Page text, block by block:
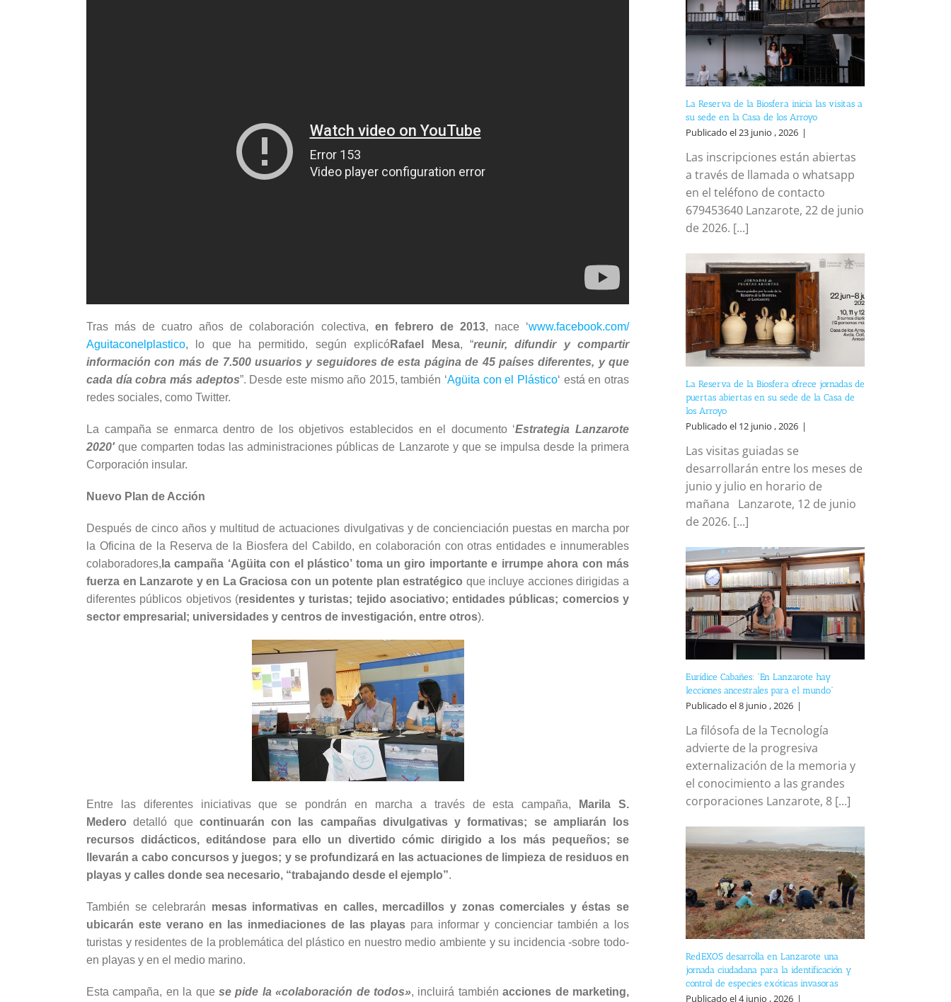
Tras más de cuatro años de colaboración colectiva, en febrero de 2013, nace ‘www.facebook.com/
Aguitaconelplastico, lo que ha permitido, según explicóRafael Mesa, “reunir, difundir y compartir
información con más de 7.500 usuarios y seguidores de esta página de 45 países diferentes, y que
cada día cobra más adeptos”. Desde este mismo año 2015, también ‘Agüita con el Plástico‘ está en otras
redes sociales, como Twitter.
La campaña se enmarca dentro de los objetivos establecidos en el documento ‘Estrategia Lanzarote
2020′ que comparten todas las administraciones públicas de Lanzarote y que se impulsa desde la primera
Corporación insular.
Nuevo Plan de Acción
Después de cinco años y multitud de actuaciones divulgativas y de concienciación puestas en marcha por
la Oficina de la Reserva de la Biosfera del Cabildo, en colaboración con otras entidades e innumerables
colaboradores, la campaña ‘Agüita con el plástico’ toma un giro importante e irrumpe ahora con más
fuerza en Lanzarote y en La Graciosa con un potente plan estratégico que incluye acciones dirigidas a
diferentes públicos objetivos (residentes y turistas; tejido asociativo; entidades públicas; comercios y
sector empresarial; universidades y centros de investigación, entre otros).
Entre las diferentes iniciativas que se pondrán en marcha a través de esta campaña,
Marila S.
Medero detalló que continuarán con las campañas divulgativas y formativas; se ampliarán los
recursos didácticos, editándose para ello un divertido cómic dirigido a los más pequeños; se
llevarán a cabo concursos y juegos; y se profundizará en las actuaciones de limpieza de residuos en
playas y calles donde sea necesario, “trabajando desde el ejemplo”.
También se celebrarán mesas informativas en calles, mercadillos y zonas comerciales y éstas se
ubicarán este verano en las inmediaciones de las playas para informar y concienciar también a los
turistas y residentes de la problemática del plástico en nuestro medio ambiente y su incidencia -sobre todo-
en playas y en el medio marino.
Esta campaña, en la que se pide la «colaboración de todos», incluirá tambiénacciones de marketing,
La Reserva de la Biosfera inicia las visitas a
su sede en la Casa de los Arroyo
Publicado el 23 junio , 2026 |
Las inscripciones están abiertas
a través de llamada o whatsapp
en el teléfono de contacto
679453640 Lanzarote, 22 de junio
de 2026. [...]
La Reserva de la Biosfera ofrece jornadas de
puertas abiertas en su sede de la Casa de
los Arroyo
Publicado el 12 junio , 2026 |
Las visitas guiadas se
desarrollarán entre los meses de
junio y julio en horario de
mañana Lanzarote, 12 de junio
de 2026. [...]
Eurídice Cabañes: “En Lanzarote hay
lecciones ancestrales para el mundo”
Publicado el 8 junio , 2026 |
La filósofa de la Tecnología
advierte de la progresiva
externalización de la memoria y
el conocimiento a las grandes
corporaciones Lanzarote, 8 [...]
RedEXOS desarrolla en Lanzarote una
jornada ciudadana para la identificación y
control de especies exóticas invasoras
Publicado el 4 junio , 2026 |